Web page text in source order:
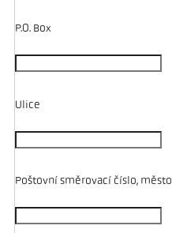
P.O. Box
Ulice
Poštovní směrovací číslo, město